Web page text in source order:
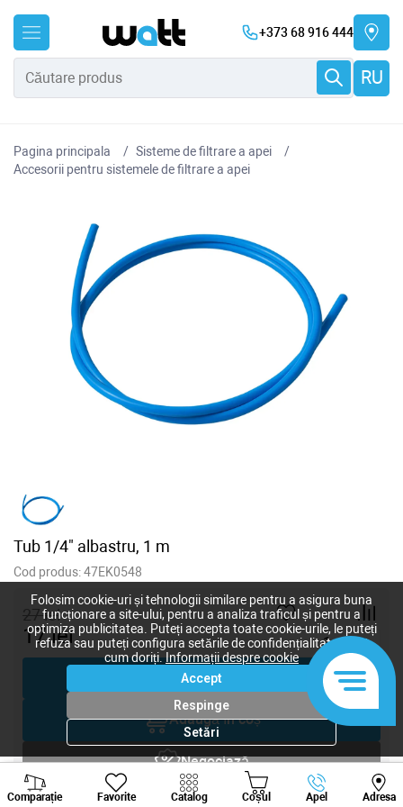
+373 68 916 444
RU
Pagina principala
Sisteme de filtrare a apei
Accesorii pentru sistemele de filtrare a apei
Tub 1/4" albastru, 1 m
Cod produs:47EK0548
27lei
17lei - +
Cumpără acum
Adaugă în coș
Negociază
Solicitare inginer
Comparație Favorite Catalog Coșul Apel Adresa
Viber Whatsapp
Folosim cookie-uri și tehnologii similare pentru a asigura buna
funcționare a site-ului, pentru a analiza traficul și pentru a
optimiza publicitatea. Puteți accepta toate cookie-urile, le puteți
refuza sau puteți configura setările de confidențialitate după
cum doriți.Informații despre cookie
Accept
Respinge
Setări